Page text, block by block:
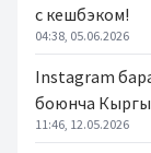
с кешбэком!
04:38, 05.06.2026
Instagram
боюнча
11:46, 12.05.2026